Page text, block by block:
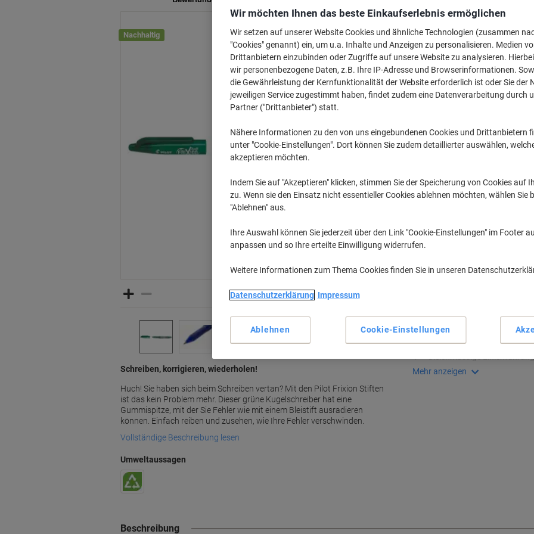
Nachhaltig
Schreiben, korrigieren, wiederholen!
Huch! Sie haben sich beim Schreiben vertan? Mit den Pilot Frixion Stiften
ist das kein Problem mehr. Dieser grüne Kugelschreiber hat eine
Gummispitze, mit der Sie Fehler wie mit einem Bleistift ausradieren
können. Einfach reiben und zusehen, wie Ihre Fehler verschwinden.
Vollständige Beschreibung lesen
Umweltaussagen
Mehr Kaufen,Mehr Sparen
CHF 2.55 Ab 12 Stück
CHF 2.76 inkl. MwSt
Menge exkl. MwSt
1-2Stück CHF 4.05
6-11Stück CHF 3.05 -
Aktuell verfügbar Lieferung 2-3
Lieferinformationen
Weiches Kunststoff-Ende
Rückstandsfreies Radieren
Komfortable Griffzone
Mehr anzeigen
Beschreibung
Wir möchten Ihnen das beste Einkaufserlebnis ermöglichen
Wir setzen auf unserer Website Cookies und ähnliche Technologien (zusammen
"Cookies" genannt) ein, um u.a. Inhalte und Anzeigen zu personalisieren. Medien
Drittanbietern einzubinden oder Zugriffe auf unsere Website zu analysieren.
wir personenbezogene Daten, z.B. Ihre IP-Adresse und Browserinformationen.
die Gewährleistung der Kernfunktionalität der Website erforderlich ist oder Sie der
jeweiligen Service zugestimmt haben, findet zudem eine Datenverarbeitung durch
Partner ("Drittanbieter") statt.
Nähere Informationen zu den von uns eingebundenen Cookies und Drittanbietern
unter "Cookie-Einstellungen". Dort können Sie zudem detaillierter auswählen,
akzeptieren möchten.
Indem Sie auf "Akzeptieren" klicken, stimmen Sie der Speicherung von Cookies auf
zu. Wenn sie den Einsatz nicht essentieller Cookies ablehnen möchten, wählen Sie
"Ablehnen" aus.
Ihre Auswahl können Sie jederzeit über den Link "Cookie-Einstellungen" im Footer
anpassen und so Ihre erteilte Einwilligung widerrufen.
Weitere Informationen zum Thema Cookies finden Sie in unseren
Datenschutzerklärung Impressum
Cookie-Einstellungen
Ablehnen